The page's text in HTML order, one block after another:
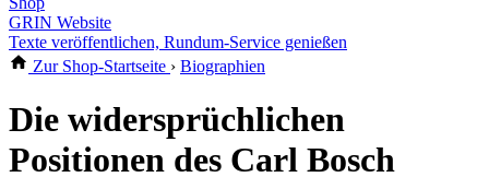
GRIN Website
Texte veröffentlichen, Rundum-Service genießen
Zur Shop-Startseite › Biographien
Die widersprüchlichen
Positionen des Carl Bosch